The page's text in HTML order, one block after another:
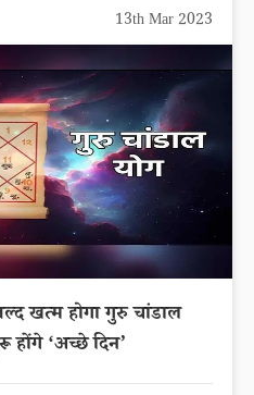
13th Mar 2023
खत्म होगा गुरु चांडाल
होंगे ‘अच्छे दिन’